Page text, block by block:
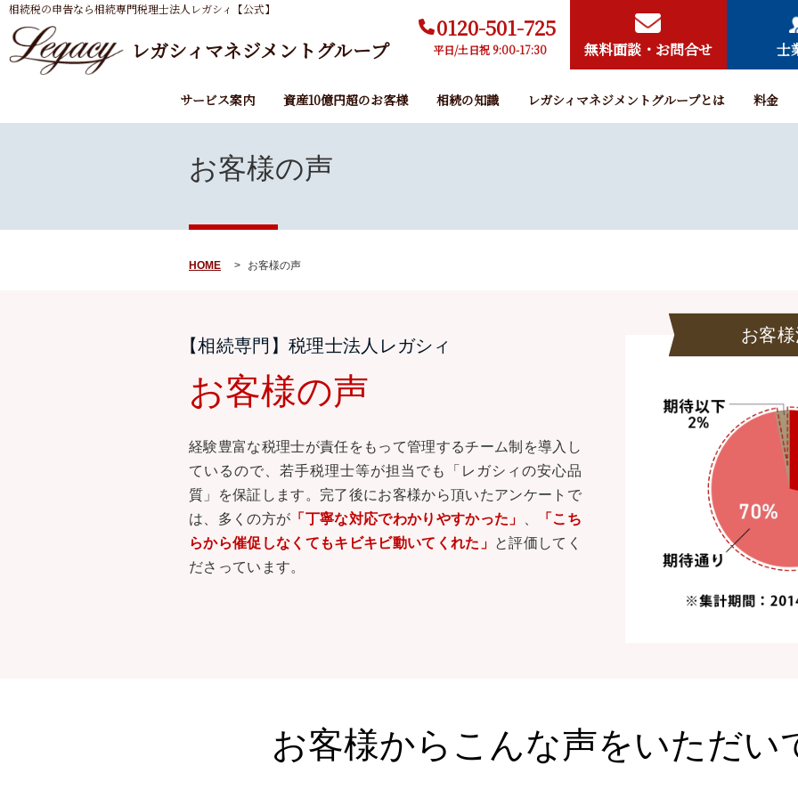
相続税の申告なら相続専門税理士法人レガシィ【公式】
レガシィマネジメントグループ
0120-501-725
平日/土日祝 9:00-17:30 無料面談・お問合せ 士
サービス案内 資産10億円超のお客様 相続の知識 レガシィマネジメントグループとは 料金
お客様の声
HOME お客様の声
【相続専門】税理士法人レガシィ
お客様の声
経験豊富な税理士が責任をもって管理するチーム制を導入し
ているので、若手税理士等が担当でも「レガシィの安心品
質」を保証します。完了後にお客様から頂いたアンケートで
は、多くの方が 「丁寧な対応でわかりやすかった」
「こち
らから催促しなくてもキビキビ動いてくれた」 と評価してく
ださっています。
お客
お客様からこんな声をいただい